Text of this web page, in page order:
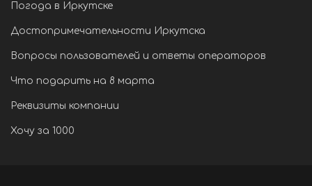
Погода в Иркутске
Достопримечательности Иркутска
Вопросы пользователей и ответы операторов
Что подарить на 8 марта
Реквизиты компании
Хочу за 1000